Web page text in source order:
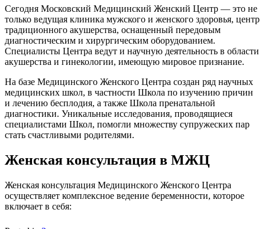
Сегодня Московский Медицинский Женский Центр — это не
только ведущая клиника мужского и женского здоровья, центр
традиционного акушерства, оснащенный передовым
диагностическим и хирургическим оборудованием.
Специалисты Центра ведут и научную деятельность в области
акушерства и гинекологии, имеющую мировое признание.
На базе Медицинского Женского Центра создан ряд научных
медицинских школ, в частности Школа по изучению причин
и лечению бесплодия, а также Школа пренатальной
диагностики. Уникальные исследования, проводящиеся
специалистами Школ, помогли множеству супружеских пар
стать счастливыми родителями.
Женская консультация в МЖЦ
Женская консультация Медицинского Женского Центра
осуществляет комплексное ведение беременности, которое
включает в себя: